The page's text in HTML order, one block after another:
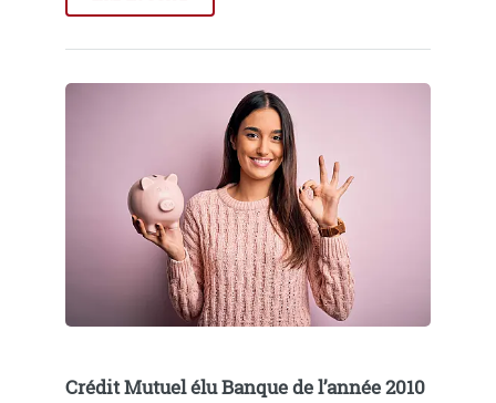
Crédit Mutuel élu Banque de l’année 2010